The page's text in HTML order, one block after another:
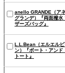
anello GRANDE（ア
グランデ）『両面撥水
ザーズバッグ』
L.L.Bean（エルエル
ン）『ボート・アンド
トート』